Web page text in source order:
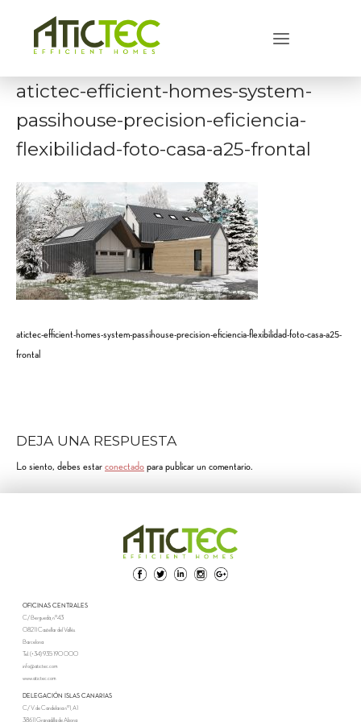
atictec-efficient-homes-system-
passihouse-precision-eficiencia-
flexibilidad-foto-casa-a25-frontal
atictec-efficient-homes-system-passihouse-precision-eficiencia-flexibilidad-foto-casa-a25-
frontal
DEJA UNA RESPUESTA
Lo siento, debes estar conectado para publicar un comentario.
OFICINAS CENTRALES
C/ Berguedà, nº43
08211 Castellar del Vallès
Barcelona
Tel. (+34) 935 190 000
info@atictec.com
www.atictec.com
DELEGACIÓN ISLAS CANARIAS
C/ V. de Candelaria nº1, A1